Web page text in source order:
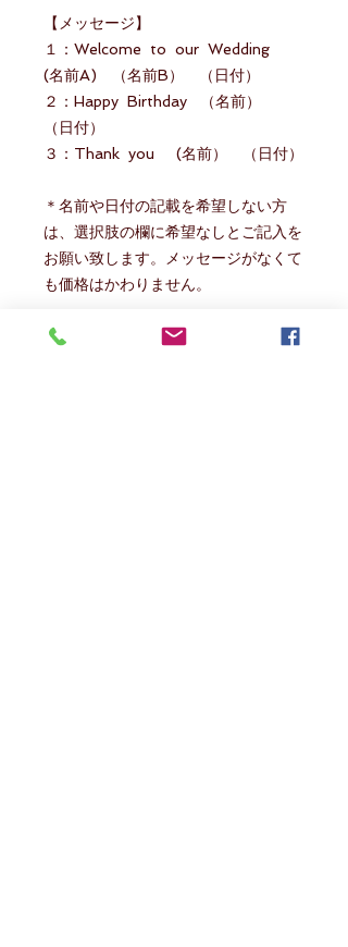
【メッセージ】
１：Welcome to our Wedding
(名前A) （名前B） （日付）
２：Happy Birthday （名前）
（日付）
３：Thank you (名前） （日付）
＊名前や日付の記載を希望しない方
は、選択肢の欄に希望なしとご記入を
お願い致します。メッセージがなくて
も価格はかわりません。
＊名前の表記はアルファベットになり